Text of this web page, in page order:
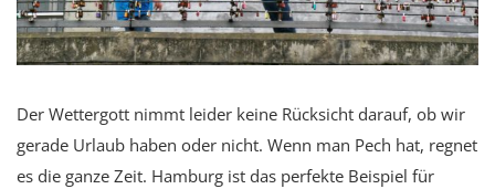
Der Wettergott nimmt leider keine Rücksicht darauf, ob wir
gerade Urlaub haben oder nicht. Wenn man Pech hat, regnet
es die ganze Zeit. Hamburg ist das perfekte Beispiel für